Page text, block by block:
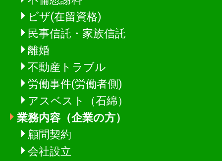
ビザ(在留資格)
民事信託・家族信託
離婚
不動産トラブル
労働事件(労働者側)
アスベスト（石綿）
業務内容（企業の方）
顧問契約
会社設立